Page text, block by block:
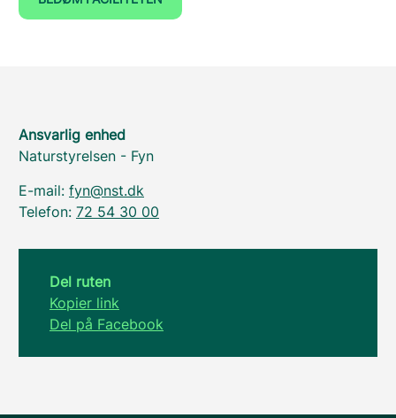
Ansvarlig enhed
Naturstyrelsen - Fyn
E-mail: fyn@nst.dk
Telefon: 72 54 30 00
Del ruten
Kopier link
Del på Facebook